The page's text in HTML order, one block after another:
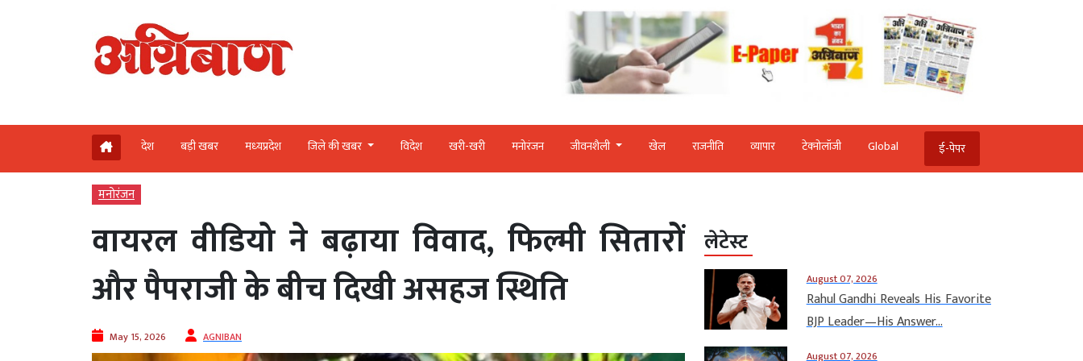
देश बड़ी खबर मध्‍यप्रदेश जिले की खबर विदेश खरी-खरी मनोरंजन जीवनशैली खेल राजनीति व्‍यापार टेक्‍नोलॉजी Global ई-पेपर
मनोरंजन
वायरल वीडियो ने बढ़ाया विवाद, फिल्मी सितारों
और पैपराजी के बीच दिखी असहज स्थिति
May 15, 2026 AGNIBAN
लेटेस्ट
August 07, 2026
Rahul Gandhi Reveals His Favorite
BJP Leader—His Answer...
August 07, 2026